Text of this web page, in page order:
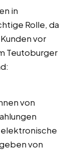
in
Rolle, da
vor
Teutoburger
von
von